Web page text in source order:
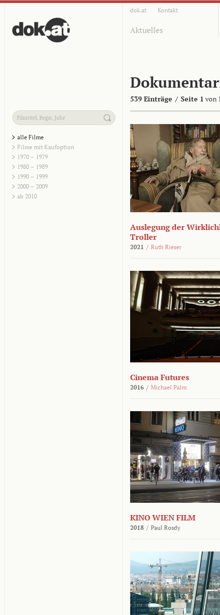
dok.at Kontakt
Aktuelles
539 Einträge / Seite 1 von
alle Filme
Filme mit Kaufoption
1970 – 1979
1980 – 1989
1990 – 1999
2000 – 2009
ab 2010
Auslegung der
Troller
2021 / Ruth Rieser
Cinema Futures
2016 / Michael Palm
KINO WIEN FILM
2018 / Paul Rosdy